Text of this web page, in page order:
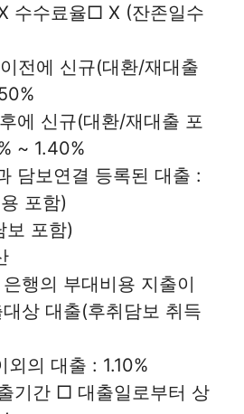
수수료율□ X (잔존일수
전에 신규(대환/재대출
에 신규(대환/재대출 포
~ 1.40%
담보연결 등록된 대출 :
포함)
보 포함)
행의 부대비용 지출이
상 대출(후취담보 취득
의 대출 : 1.10%
기간 □ 대출일로부터 상